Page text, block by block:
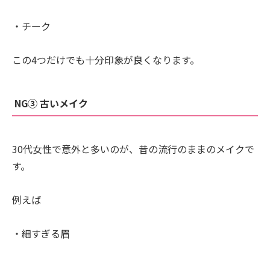
・チーク
この4つだけでも十分印象が良くなります。
NG③ 古いメイク
30代女性で意外と多いのが、昔の流行のままのメイクで
す。
例えば
・細すぎる眉